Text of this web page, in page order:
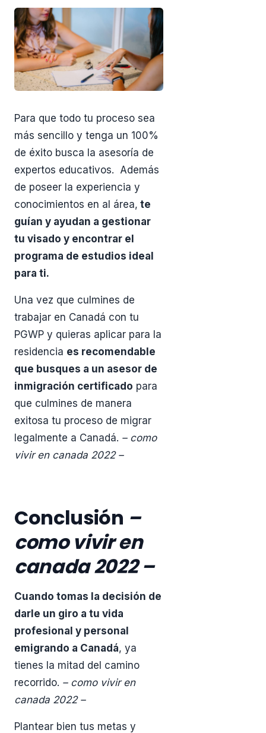
Para que todo tu proceso sea
más sencillo y tenga un 100%
de éxito busca la asesoría de
expertos educativos. Además
de poseer la experiencia y
conocimientos en al área, te
guían y ayudan a gestionar
tu visado y encontrar el
programa de estudios ideal
para ti.
Una vez que culmines de
trabajar en Canadá con tu
PGWP y quieras aplicar para la
residencia es recomendable
que busques a un asesor de
inmigración certificado para
que culmines de manera
exitosa tu proceso de migrar
legalmente a Canadá. – como
vivir en canada 2022 –
Conclusión –
como vivir en
canada 2022 –
Cuando tomas la decisión de
darle un giro a tu vida
profesional y personal
emigrando a Canadá, ya
tienes la mitad del camino
recorrido. – como vivir en
canada 2022 –
Plantear bien tus metas y